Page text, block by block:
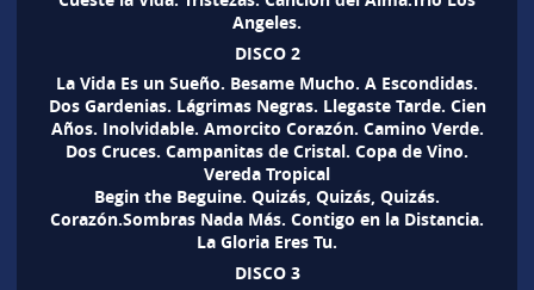
Angeles.
DISCO 2
La Vida Es un Sueño. Besame Mucho. A Escondidas.
Dos Gardenias. Lágrimas Negras. Llegaste Tarde. Cien
Años. Inolvidable. Amorcito Corazón. Camino Verde.
Dos Cruces. Campanitas de Cristal. Copa de Vino.
Vereda Tropical
Begin the Beguine. Quizás, Quizás, Quizás.
Corazón.Sombras Nada Más. Contigo en la Distancia.
La Gloria Eres Tu.
DISCO 3